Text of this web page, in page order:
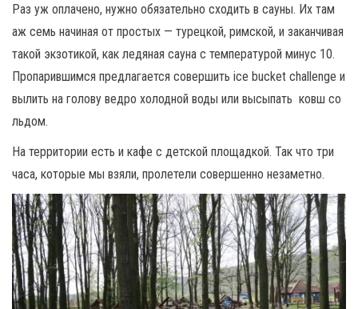
Раз уж оплачено, нужно обязательно сходить в сауны. Их там
аж семь начиная от простых — турецкой, римской, и заканчивая
такой экзотикой, как ледяная сауна с температурой минус 10.
Пропарившимся предлагается совершить ice bucket challenge и
вылить на голову ведро холодной воды или высыпать ковш со
льдом.
На территории есть и кафе с детской площадкой. Так что три
часа, которые мы взяли, пролетели совершенно незаметно.